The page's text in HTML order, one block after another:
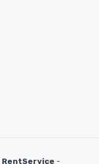
RentService -